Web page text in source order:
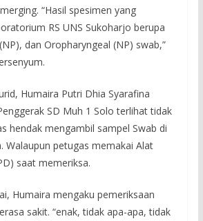
“Hasil spesimen yang
RS UNS Sukoharjo berupa
dan Oropharyngeal (NP) swab,”
Humaira Putri Dhia Syarafina
SD Muh 1 Solo terlihat tidak
hendak mengambil sampel Swab di
Walaupun petugas memakai Alat
saat memeriksa.
Humaira mengaku pemeriksaan
sakit. “enak, tidak apa-apa, tidak